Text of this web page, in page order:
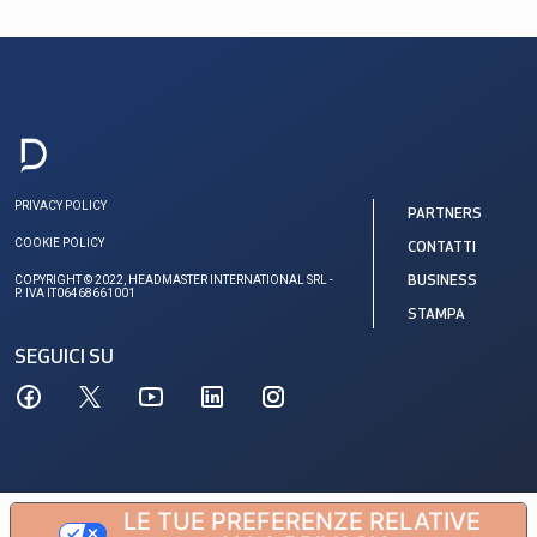
PRIVACY POLICY
COOKIE POLICY
COPYRIGHT © 2022, HEADMASTER INTERNATIONAL SRL -
P. IVA IT06468661001
SEGUICI SU
PARTNERS
CONTATTI
BUSINESS
STAMPA
LE TUE PREFERENZE RELATIVE